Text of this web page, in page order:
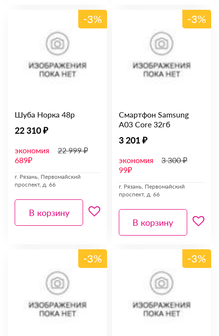
-3%
Шуба Норка 48р
22 310 ₽
экономия
689₽
22 999 ₽
г. Рязань, Первомайский
проспект, д. 66
В корзину
-3%
Смартфон Samsung
A03 Core 32гб
3 201 ₽
экономия
99₽
3 300 ₽
г. Рязань, Первомайский
проспект, д. 66
В корзину
-3% -3%